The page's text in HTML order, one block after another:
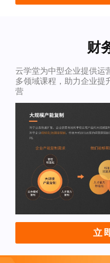
财
云学堂为中型企业提供运
多领域课程，助力企业提
营
立